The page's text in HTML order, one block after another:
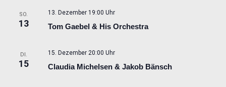
SO.
13 Tom Gaebel & His Orchestra
13. Dezember 19:00 Uhr
DI.
15 Claudia Michelsen & Jakob Bänsch
15. Dezember 20:00 Uhr